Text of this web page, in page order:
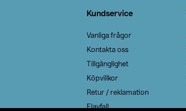
Kundservice
Vanliga frågor
Kontakta oss
Tillgänglighet
Köpvillkor
Retur / reklamation
Elavfall